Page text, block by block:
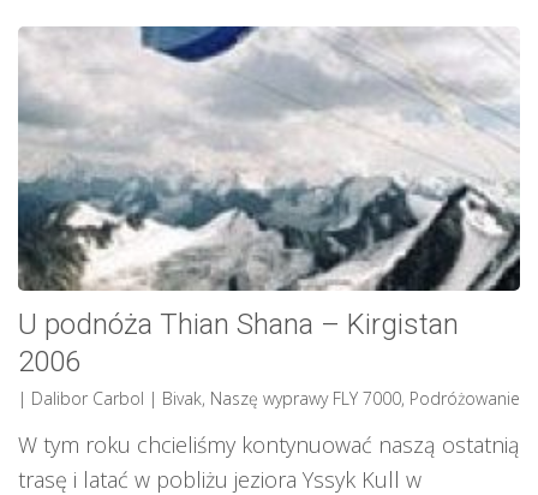
U podnóża Thian Shana – Kirgistan
2006
| Dalibor Carbol | Bivak, Naszę wyprawy FLY 7000, Podróżowanie
W tym roku chcieliśmy kontynuować naszą ostatnią
trasę i latać w pobliżu jeziora Yssyk Kull w